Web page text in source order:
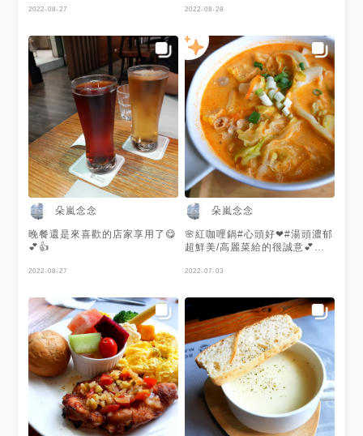
2022-08-27 2022-08-28
朵嵐念念
晚餐還是來喜歡的店家享用了😋
💕👍
2022-08-27
朵嵐念念
🌸紅咖哩鍋#心頭好❤#湯頭濃郁
超鮮美/高麗菜給的很誠意💕👍#
2022-07-03